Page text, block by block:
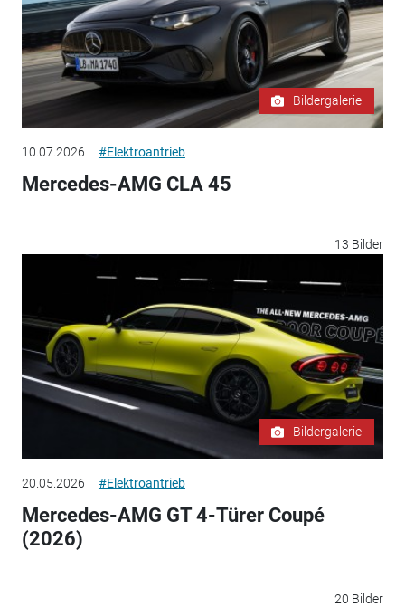
Bildergalerie
10.07.2026 #Elektroantrieb
Mercedes-AMG CLA 45
13 Bilder
Bildergalerie
20.05.2026 #Elektroantrieb
Mercedes-AMG GT 4-Türer Coupé
(2026)
20 Bilder